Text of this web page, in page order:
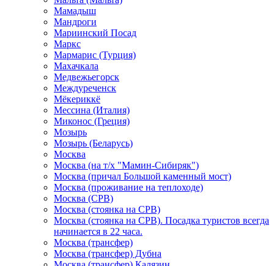
Мамадыш
Мандроги
Мариинский Посад
Маркс
Мармарис (Турция)
Махачкала
Медвежьегорск
Междуреченск
Мёкериккё
Мессина (Италия)
Миконос (Греция)
Мозырь
Мозырь (Беларусь)
Москва
Москва (на т/х "Мамин-Сибиряк")
Москва (причал Большой каменный мост)
Москва (проживание на теплоходе)
Москва (СРВ)
Москва (стоянка на СРВ)
Москва (стоянка на СРВ). Посадка туристов всегда
начинается в 22 часа.
Москва (трансфер)
Москва (трансфер) Дубна